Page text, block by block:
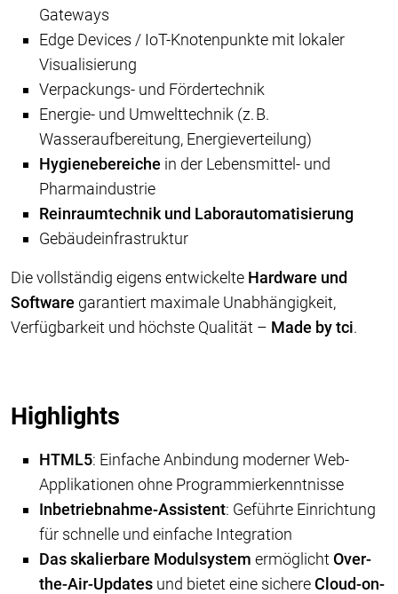
Gateways
Edge Devices / IoT-Knotenpunkte mit lokaler
Visualisierung
Verpackungs- und Fördertechnik
Energie- und Umwelttechnik (z. B.
Wasseraufbereitung, Energieverteilung)
Hygienebereiche in der Lebensmittel- und
Pharmaindustrie
Reinraumtechnik und Laborautomatisierung
Gebäudeinfrastruktur
Die vollständig eigens entwickelte Hardware und
Software garantiert maximale Unabhängigkeit,
Verfügbarkeit und höchste Qualität – Made by tci.
Highlights
HTML5: Einfache Anbindung moderner Web-
Applikationen ohne Programmierkenntnisse
Inbetriebnahme-Assistent: Geführte Einrichtung
für schnelle und einfache Integration
Das skalierbare Modulsystem ermöglicht Over-
the-Air-Updates und bietet eine sichereCloud-on-